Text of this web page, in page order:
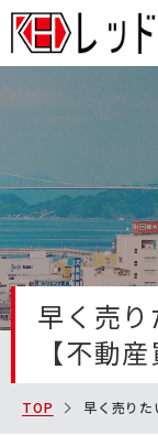
早く売
【不動産
TOP 早く売りた